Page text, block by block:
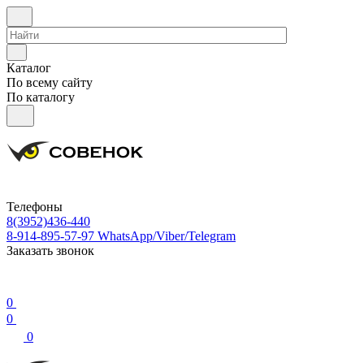
Каталог
По всему сайту
По каталогу
Телефоны
8(3952)436-440
8-914-895-57-97 WhatsApp/Viber/Telegram
Заказать звонок
0
0
0